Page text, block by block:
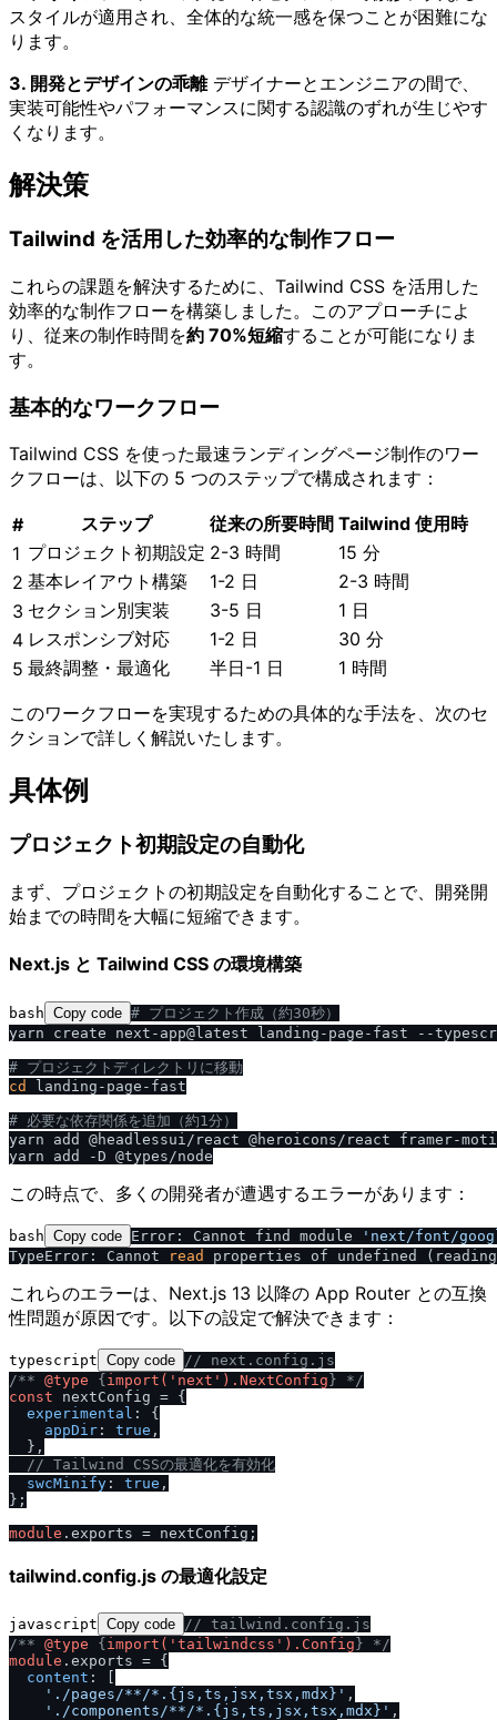
スタイルが適用され、全体的な統一感を保つことが困難にな
ります。
3. 開発とデザインの乖離デザイナーとエンジニアの間で、
実装可能性やパフォーマンスに関する認識のずれが生じやす
くなります。
解決策
Tailwind を活用した効率的な制作フロー
これらの課題を解決するために、Tailwind CSS を活用した
効率的な制作フローを構築しました。このアプローチによ
り、従来の制作時間を約 70%短縮することが可能になりま
す。
基本的なワークフロー
Tailwind CSS を使った最速ランディングページ制作のワー
クフローは、以下の 5 つのステップで構成されます：
# ステップ 従来の所要時間 Tailwind 使用時
1 プロジェクト初期設定 2-3 時間
15 分
2 基本レイアウト構築 1-2 日
2-3 時間
3 セクション別実装 3-5 日
1 日
4 レスポンシブ対応 1-2 日
30 分
5 最終調整・最適化 半日-1 日 1 時間
このワークフローを実現するための具体的な手法を、次のセ
クションで詳しく解説いたします。
具体例
プロジェクト初期設定の自動化
まず、プロジェクトの初期設定を自動化することで、開発開
始までの時間を大幅に短縮できます。
Next.js と Tailwind CSS の環境構築
bash Copy code # プロジェクト作成（約30秒）
yarn create next-app@latest landing-page-fast --
# プロジェクトディレクトリに移動
cd
landing-page-fast
# 必要な依存関係を追加（約1分）
yarn add @headlessui/react @heroicons/react framer-
この時点で、多くの開発者が遭遇するエラーがあります：
bash Copy code Error: Cannot find module 'next /font /
TypeError: Cannot
read properties of undefined
これらのエラーは、Next.js 13 以降の App Router との互換
性問題が原因です。以下の設定で解決できます：
typescript Copy code / / next.config.js
/** @type {import('next').NextConfig} * /
const nextConfig = {
experimental : {
appDir : true ,
  },
/ / Tailwind CSSの最適化を有効化
swcMinify : true ,
};
module . exports
tailwind.config.js の最適化設定
javascript Copy code // tailwind.config.js
/** @type { import('tailwindcss').Config } */
module . exports = {
content : [
'. /pages/**/*.{js,ts,jsx,tsx,mdx}' ,
'. /components/**/*.{js,ts,jsx,tsx,mdx}' ,